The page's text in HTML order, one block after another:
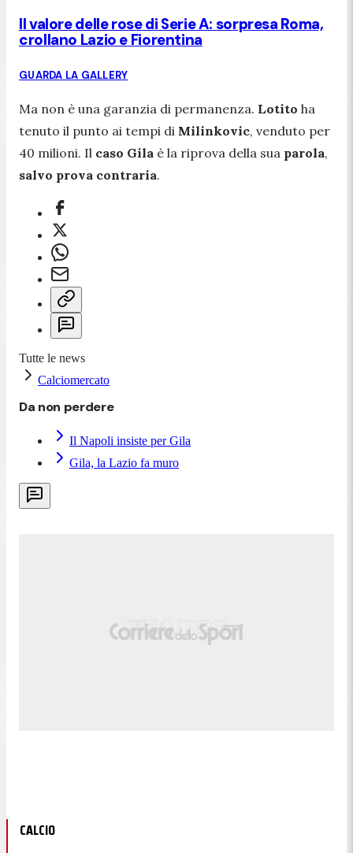
Il valore delle rose di Serie A: sorpresa Roma,
crollano Lazio e Fiorentina
GUARDA LA GALLERY
Ma non è una garanzia di permanenza. Lotito ha
tenuto il punto ai tempi di Milinkovic, venduto per
40 milioni. Il caso Gila è la riprova della sua parola,
salvo prova contraria.
Tutte le news
Calciomercato
Da non perdere
Il Napoli insiste per Gila
Gila, la Lazio fa muro
CALCIO